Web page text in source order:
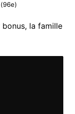
bonus, la famille